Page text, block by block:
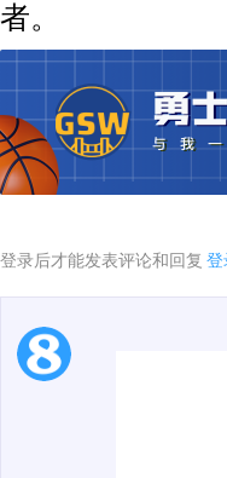
者。
登录后才能发表评论和回复 登
1.电脑端